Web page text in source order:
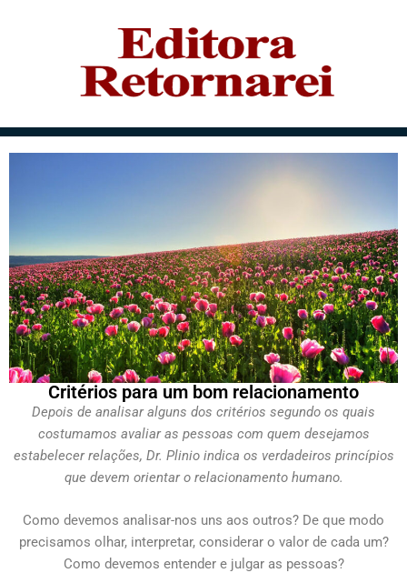
Critérios para um bom relacionamento
Depois de analisar alguns dos critérios segundo os quais
costumamos avaliar as pessoas com quem desejamos
estabelecer relações, Dr. Plinio indica os verdadeiros princípios
que devem orientar o relacionamento humano.
Como devemos analisar-nos uns aos outros? De que modo
precisamos olhar, interpretar, considerar o valor de cada um?
Como devemos entender e julgar as pessoas?